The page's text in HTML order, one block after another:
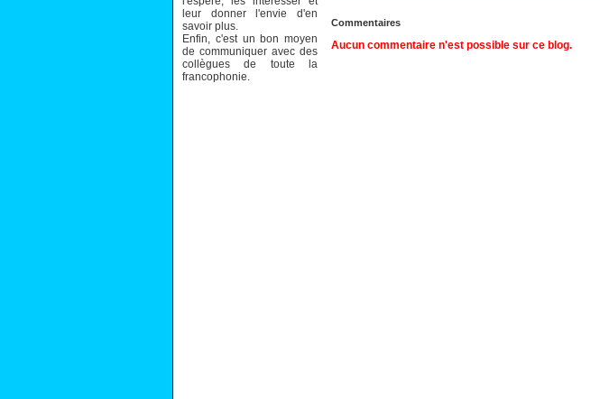
leur donner l'envie d'en
savoir plus.
Enfin, c'est un bon moyen
de communiquer avec des
collègues de toute la
francophonie.
Commentaires
Aucun commentaire n'est possible sur ce blog.